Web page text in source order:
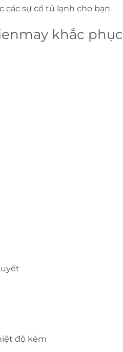
các sự cố tủ lạnh cho bạn.
khắc phục
độ kém